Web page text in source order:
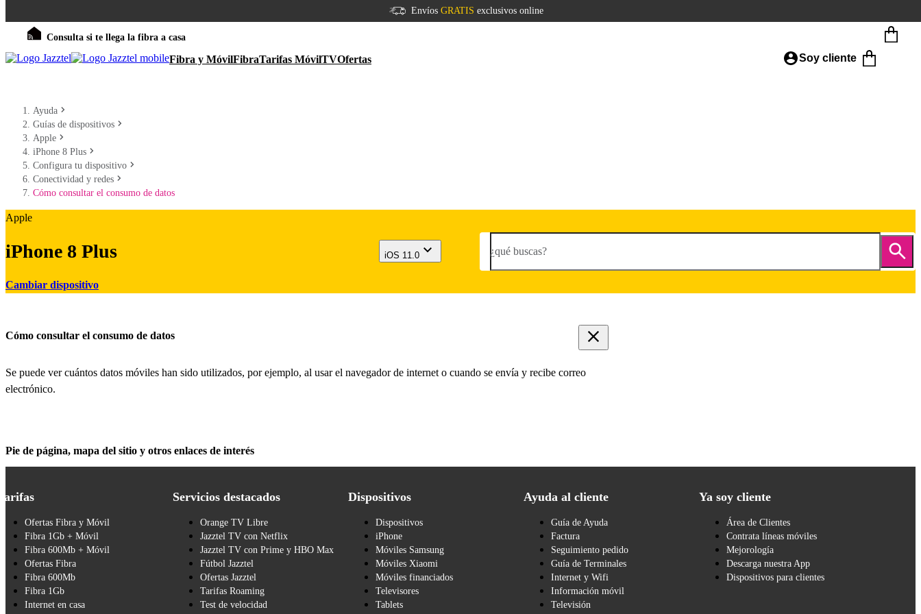
Envíos GRATIS exclusivos online
Consulta si te llega la fibra a casa
Fibra y MóvilFibraTarifas MóvilTVOfertas Soy cliente
Ayuda
Guías de dispositivos
Apple
iPhone 8 Plus
Configura tu dispositivo
Conectividad y redes
Cómo consultar el consumo de datos
Apple
iPhone 8 Plus
Cambiar dispositivo
iOS 11.0 ¿qué buscas?
Cómo consultar el consumo de datos
Se puede ver cuántos datos móviles han sido utilizados, por ejemplo, al usar el navegador de internet o cuando se envía y recibe correo
electrónico.
Pie de página, mapa del sitio y otros enlaces de interés
Ofertas Fibra y Móvil
Fibra 1Gb + Móvil
Fibra 600Mb + Móvil
Ofertas Fibra
Fibra 600Mb
Fibra 1Gb
Internet en casa
Servicios destacados
Orange TV Libre
Jazztel TV con Netflix
Jazztel TV con Prime y HBO Max
Fútbol Jazztel
Ofertas Jazztel
Tarifas Roaming
Test de velocidad
Dispositivos
Dispositivos
iPhone
Móviles Samsung
Móviles Xiaomi
Móviles financiados
Televisores
Tablets
Ayuda al cliente
Guía de Ayuda
Factura
Seguimiento pedido
Guía de Terminales
Internet y Wifi
Información móvil
Televisión
Ya soy cliente
Área de Clientes
Contrata líneas móviles
Mejorología
Descarga nuestra App
Dispositivos para clientes